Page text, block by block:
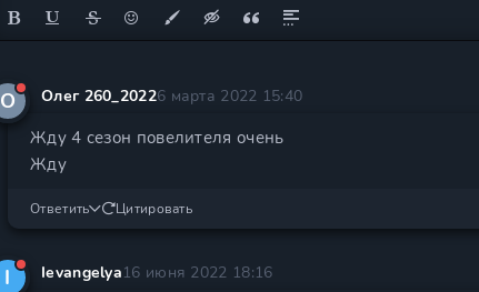
О Олег 260_20226 марта 2022 15:40
Жду 4 сезон повелителя очень
Жду
Ответить Цитировать
I Ievangelya16 июня 2022 18:16